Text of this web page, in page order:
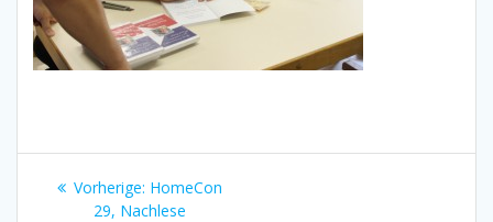
Beitragsnavigation
Vorherige: Vorheriger
Beitrag:
HomeCon
29, Nachlese